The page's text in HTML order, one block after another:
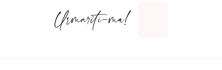
Urmariti-ma!